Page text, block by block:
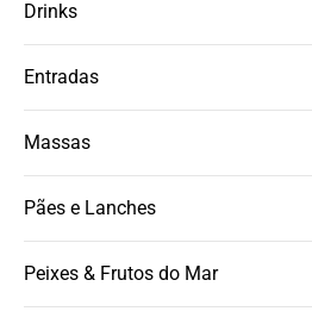
Drinks
Entradas
Massas
Pães e Lanches
Peixes & Frutos do Mar